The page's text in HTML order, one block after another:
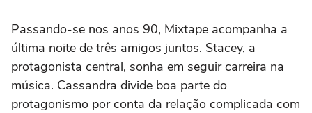
Passando-se nos anos 90, Mixtape acompanha a
última noite de três amigos juntos. Stacey, a
protagonista central, sonha em seguir carreira na
música. Cassandra divide boa parte do
protagonismo por conta da relação complicada com